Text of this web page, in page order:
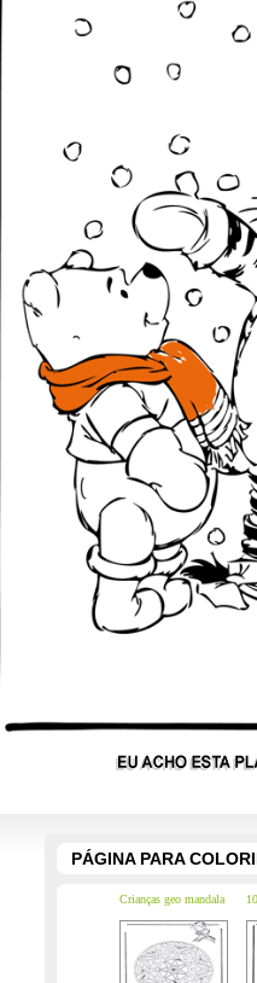
PÁGINA PARA
Crianças geo mandala